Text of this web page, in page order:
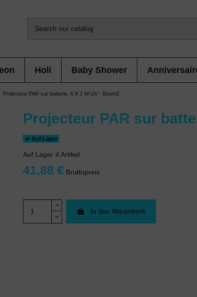
Holi Baby Shower
Projecteur PAR sur batterie, 6 X 1 W UV - BeamZ
Projecteur PAR sur
Auf Lager
Auf Lager 4 Artikel
41,88 € Bruttopreis
In den Warenkorb